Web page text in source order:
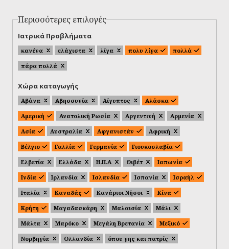
Περισσότερες επιλογές
Ιατρικά Προβλήματα
κανένα ελάχιστα λίγα πολυ λίγα
πολλά
πάρα πολλά
Χώρα καταγωγής
Αβάνα Αβησσυνία Αίγυπτος
Αλάσκα
Αμερική
Ανατολική Ρωσία Αργεντινή
Αρμενία
Ασία
Αυστραλία Αφγανιστάν
Αφρική
Βέλγιο
Γαλλία Γερμανία
Γιουκοσλαβία
Ελβετία
Ελλάδα Η.Π.Α Θιβέτ
Ιαπωνία
Ινδία
Ιρλανδία Ισλανδία Ισπανία
Ισραήλ
Ιταλία
Καναδάς Κανάριοι Νήσοι
Κίνα
Κρήτη
Μαγαδασκάρη Μαλαισία
Μάλι
Μάλτα
Μαρόκο Μεγάλη Βρετανία
Μεξικό
Νορβηγία
Ολλανδία
όπου γης και πατρίς